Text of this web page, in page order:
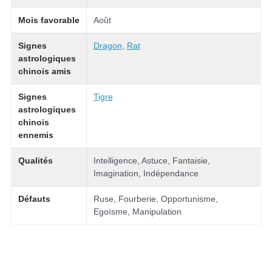
Mois favorable Août
Signes
astrologiques
chinois amis
Dragon Rat
Signes
astrologiques
chinois
ennemis
Tigre
Qualités
Intelligence, Astuce, Fantaisie,
Imagination, Indépendance
Défauts
Ruse, Fourberie, Opportunisme,
Egoïsme, Manipulation